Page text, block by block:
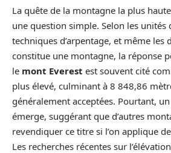
La quête de la montagne la plus
une question simple. Selon les unités
techniques d’arpentage, et même les
constitue une montagne, la réponse
le mont Everest est souvent cité
plus élevé, culminant à 8 848,86
généralement acceptées. Pourtant,
émerge, suggérant que d’autres
revendiquer ce titre si l’on applique
Les recherches récentes sur